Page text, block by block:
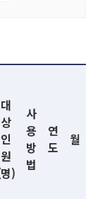
대
상
인
원
)
사
용
방
법
연
도
월